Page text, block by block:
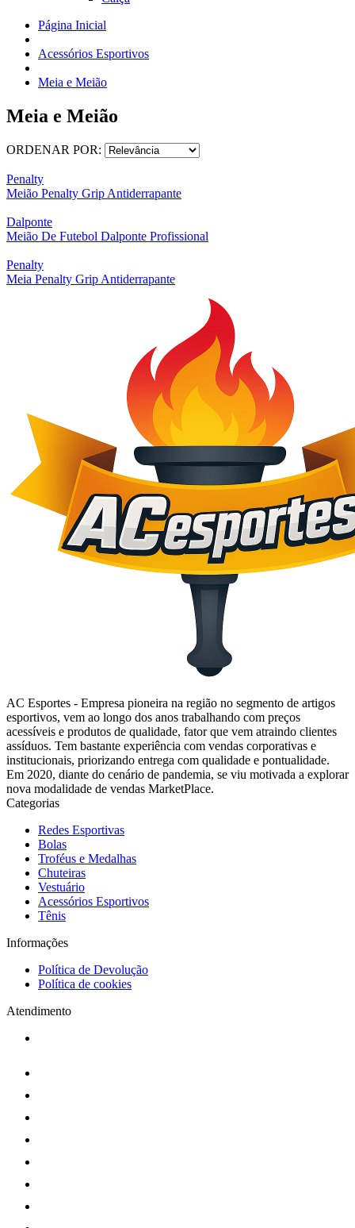
Página Inicial
Acessórios Esportivos
Meia e Meião
Meia e Meião
ORDENAR POR:
Penalty
Meião Penalty Grip Antiderrapante
Dalponte
Meião De Futebol Dalponte Profissional
Penalty
Meia Penalty Grip Antiderrapante
AC Esportes - Empresa pioneira na região no segmento de artigos
esportivos, vem ao longo dos anos trabalhando com preços
acessíveis e produtos de qualidade, fator que vem atraindo clientes
assíduos. Tem bastante experiência com vendas corporativas e
institucionais, priorizando entrega com qualidade e pontualidade.
Em 2020, diante do cenário de pandemia, se viu motivada a explorar
nova modalidade de vendas MarketPlace.
Categorias
Redes Esportivas
Bolas
Troféus e Medalhas
Chuteiras
Vestuário
Acessórios Esportivos
Tênis
Informações
Política de Devolução
Política de cookies
Atendimento